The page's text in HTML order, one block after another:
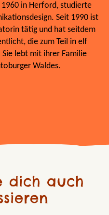
in Herford, studierte
Seit 1990 ist
tätig und hat seitdem
die zum Teil in elf
lebt mit ihrer Familie
Waldes.
dich auch